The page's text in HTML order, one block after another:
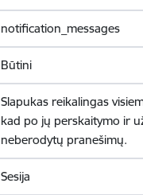
notification_messages
Būtini
Slapukas reikalingas
kad po jų perskaitymo ir
neberodytų pranešimų.
Sesija